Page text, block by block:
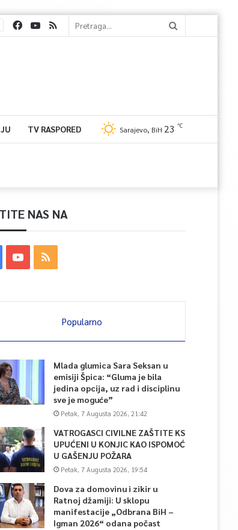
TV RASPORED Sarajevo, BiH 23 ℃
NAS NA
Popularno
Mlada glumica Sara Seksan u
emisiji Špica: “Gluma je bila
jedina opcija, uz rad i disciplinu
sve je moguće”
Petak, 7 Augusta 2026, 21:42
VATROGASCI CIVILNE ZAŠTITE KS
UPUĆENI U KONJIC KAO ISPOMOĆ
U GAŠENJU POŽARA
Petak, 7 Augusta 2026, 19:54
Dova za domovinu i zikir u
Ratnoj džamiji: U sklopu
manifestacije „Odbrana BiH –
Igman 2026“ odana počast